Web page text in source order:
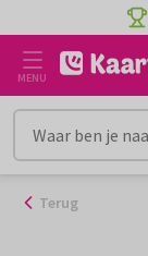
naar
inhoud
MENU
Terug